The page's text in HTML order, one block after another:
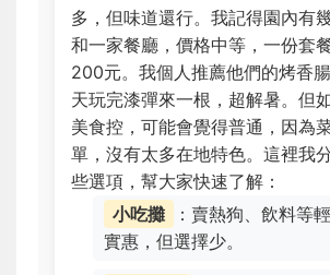
多，但味道還行。我記得園內有
和一家餐廳，價格中等，一份套
200元。我個人推薦他們的烤香
天玩完漆彈來一根，超解暑。但
美食控，可能會覺得普通，因為
單，沒有太多在地特色。這裡我
些選項，幫大家快速了解：
小吃攤
：賣熱狗、飲料等
實惠，但選擇少。